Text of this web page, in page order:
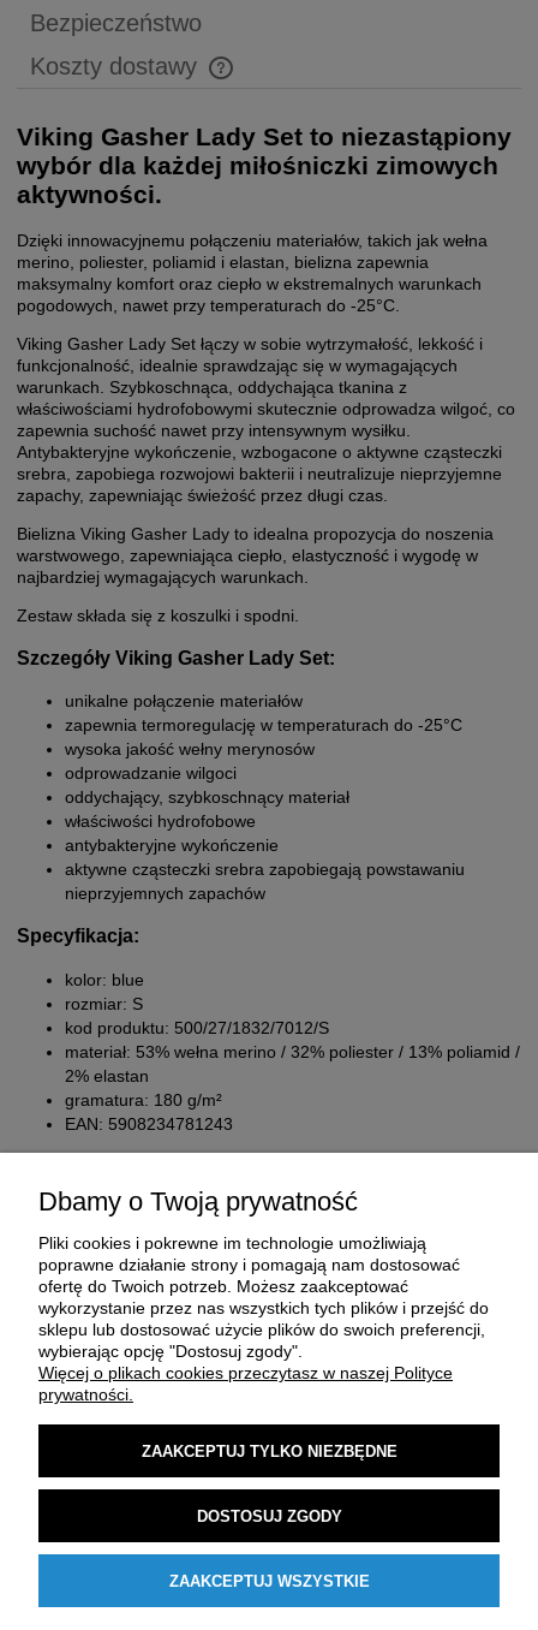
Bezpieczeństwo
Koszty dostawy
Cena nie zawiera ewentualnych kosztów płatności
Viking Gasher Lady Set to niezastąpiony
wybór dla każdej miłośniczki zimowych
aktywności.
Dzięki innowacyjnemu połączeniu materiałów, takich jak wełna
merino, poliester, poliamid i elastan, bielizna zapewnia
maksymalny komfort oraz ciepło w ekstremalnych warunkach
pogodowych, nawet przy temperaturach do -25°C.
Viking Gasher Lady Set łączy w sobie wytrzymałość, lekkość i
funkcjonalność, idealnie sprawdzając się w wymagających
warunkach. Szybkoschnąca, oddychająca tkanina z
właściwościami hydrofobowymi skutecznie odprowadza wilgoć, co
zapewnia suchość nawet przy intensywnym wysiłku.
Antybakteryjne wykończenie, wzbogacone o aktywne cząsteczki
srebra, zapobiega rozwojowi bakterii i neutralizuje nieprzyjemne
zapachy, zapewniając świeżość przez długi czas.
Bielizna Viking Gasher Lady to idealna propozycja do noszenia
warstwowego, zapewniająca ciepło, elastyczność i wygodę w
najbardziej wymagających warunkach.
Zestaw składa się z koszulki i spodni.
Szczegóły Viking Gasher Lady Set:
unikalne połączenie materiałów
zapewnia termoregulację w temperaturach do -25°C
wysoka jakość wełny merynosów
odprowadzanie wilgoci
oddychający, szybkoschnący materiał
właściwości hydrofobowe
antybakteryjne wykończenie
aktywne cząsteczki srebra zapobiegają powstawaniu
nieprzyjemnych zapachów
Specyfikacja:
kolor: blue
rozmiar: S
kod produktu: 500/27/1832/7012/S
materiał: 53% wełna merino / 32% poliester / 13% poliamid /
2% elastan
gramatura: 180 g/m²
EAN: 5908234781243
O FIRMIE
MOJE KONTO
POMOC
Dbamy o Twoją prywatność
Pliki cookies i pokrewne im technologie umożliwiają
poprawne działanie strony i pomagają nam dostosować
ofertę do Twoich potrzeb. Możesz zaakceptować
wykorzystanie przez nas wszystkich tych plików i przejść do
sklepu lub dostosować użycie plików do swoich preferencji,
wybierając opcję "Dostosuj zgody".
Więcej o plikach cookies przeczytasz w naszej Polityce
prywatności.
ZAAKCEPTUJ TYLKO NIEZBĘDNE
DOSTOSUJ ZGODY
ZAAKCEPTUJ WSZYSTKIE